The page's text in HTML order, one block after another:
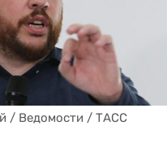
/ Ведомости / ТАСС